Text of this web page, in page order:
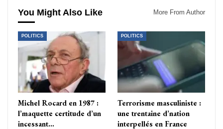
You Might Also Like More From Author
POLITICS
Michel Rocard en 1987 :
l’maquette certitude d’un
incessant…
POLITICS
Terrorisme masculiniste :
une trentaine d’nation
interpellés en France